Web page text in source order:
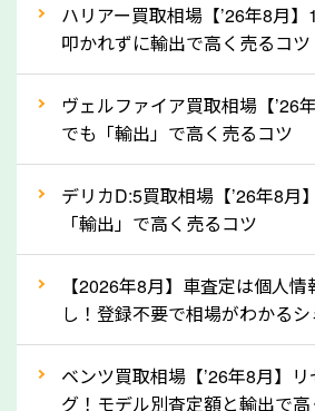
定を行い高価買取価格をつけやす
ってきます！
自動車税の還付金は、先に年払い
月割りで返還されるものです。で
還付金は早めに売却するほど多く
な車は早めに廃車手続きをしたほ
③自動車税の還付金の扱い
ましょう！
車を廃車にすると、自動車税の還
ハリアー買取相場【’26年8月
叩かれずに輸出で高く売るコツ
ヴェルファイア買取相場【’26
でも「輸出」で高く売るコツ
デリカD:5買取相場【’26年8月
「輸出」で高く売るコツ
【2026年8月】車査定は個人
し！登録不要で相場がわかる
ベンツ買取相場【’26年8月】
グ！モデル別査定額と輸出で